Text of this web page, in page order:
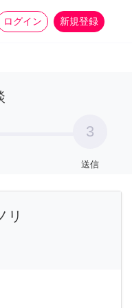
ログイン 新規登録
家事 more_horiz
3
送信
リ